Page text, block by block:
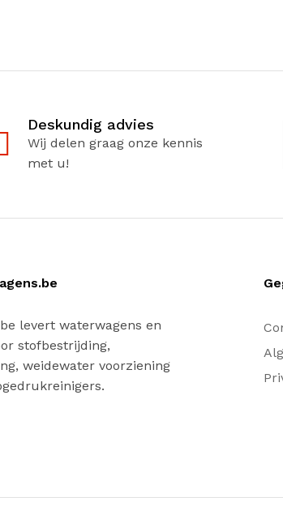
Deskundig advies
Wij delen graag onze kennis
met u!
levert waterwagens en
stofbestrijding,
weidewater voorziening